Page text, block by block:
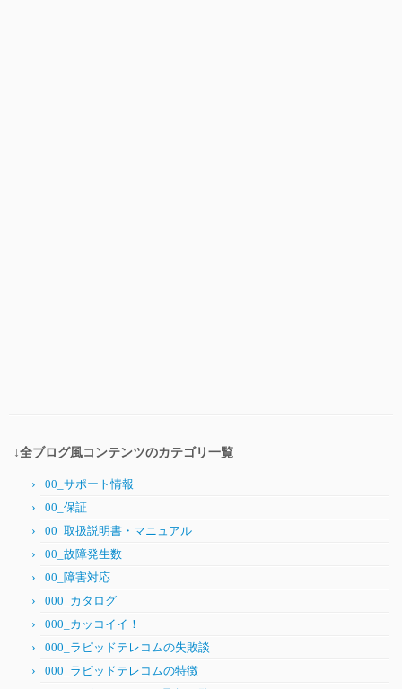
↓全ブログ風コンテンツのカテゴリ一覧
00_サポート情報
00_保証
00_取扱説明書・マニュアル
00_故障発生数
00_障害対応
000_カタログ
000_カッコイイ！
000_ラピッドテレコムの失敗談
000_ラピッドテレコムの特徴